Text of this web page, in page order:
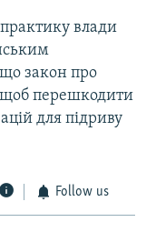
влади
що закон про
щоб перешкодити
для підриву
Follow us